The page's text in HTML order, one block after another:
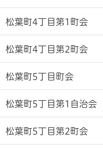
松葉町4丁目第1町会
松葉町4丁目第2町会
松葉町5丁目町会
松葉町5丁目第1自治会
松葉町5丁目第2町会